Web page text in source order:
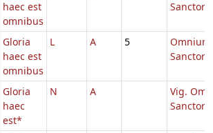
haec est
omnibus
Gloria
haec est
omnibus
L A 5
Omnium
Gloria
haec
est*
N A
Vig. Om.